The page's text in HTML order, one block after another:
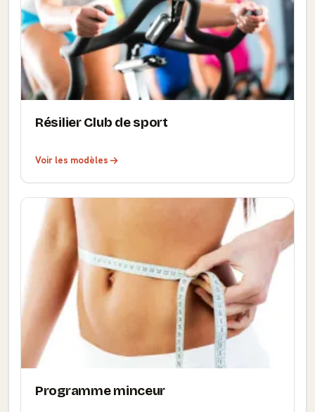
Résilier Club de sport
Voir les modèles
Programme minceur